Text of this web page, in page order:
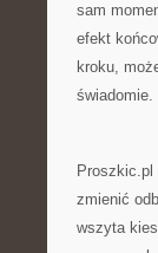
sam
efekt
kroku,
świadomie.
zmienić
wszyta